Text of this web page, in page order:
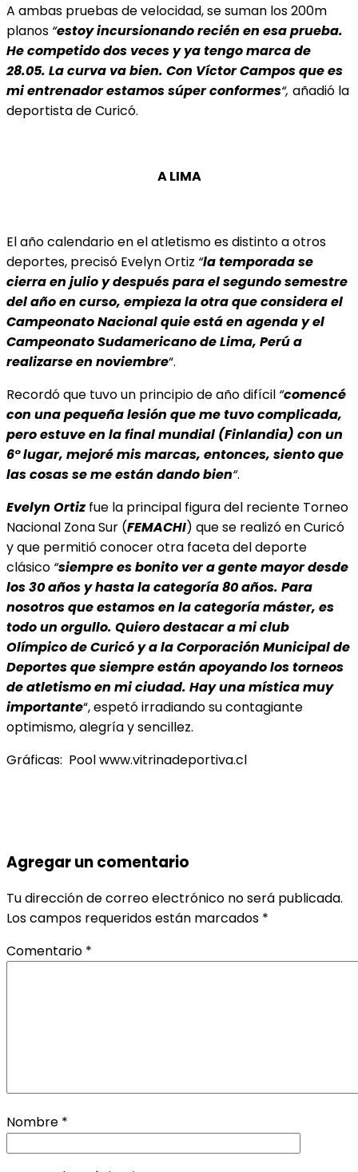
A ambas pruebas de velocidad, se suman los 200m
planos “estoy incursionando recién en esa prueba.
He competido dos veces y ya tengo marca de
28.05. La curva va bien. Con Víctor Campos que es
mi entrenadorestamos súper conformes“, añadió la
deportista de Curicó.
A LIMA
El año calendario en el atletismo es distinto a otros
deportes, precisó Evelyn Ortiz “la temporadase
cierra en julio y después para el segundo semestre
del año en curso, empieza la otra que considera el
Campeonato Nacional quie está en agenda y el
Campeonato Sudamericano de Lima, Perú a
realizarse en noviembre“.
Recordó que tuvo un principio de año difícil “comencé
con una pequeña lesión que me tuvo complicada,
pero estuve en la final mundial (Finlandia) con un
6° lugar, mejorémis marcas, entonces, siento que
las cosas se me están dando bien“.
Evelyn Ortiz fue la principal figura del reciente Torneo
Nacional Zona Sur (FEMACHI) que se realizó en Curicó
y que permitió conocer otra faceta del deporte
clásico “siempre es bonito ver a gente mayor desde
los 30 años y hasta la categoría 80 años. Para
nosotros que estamos en la categoría máster, es
todo un orgullo. Quiero destacar a mi club
Olímpico de Curicó y a la Corporación Municipal de
Deportes que siempre están apoyando los torneos
de atletismo en mi ciudad. Hay una mística muy
importante“, espetó irradiando su contagiante
optimismo, alegría y sencillez.
Gráficas: Pool www.vitrinadeportiva.cl
Agregar un comentario
Tu dirección de correo electrónico no será publicada.
Los campos requeridos están marcados *
Comentario *
Nombre *